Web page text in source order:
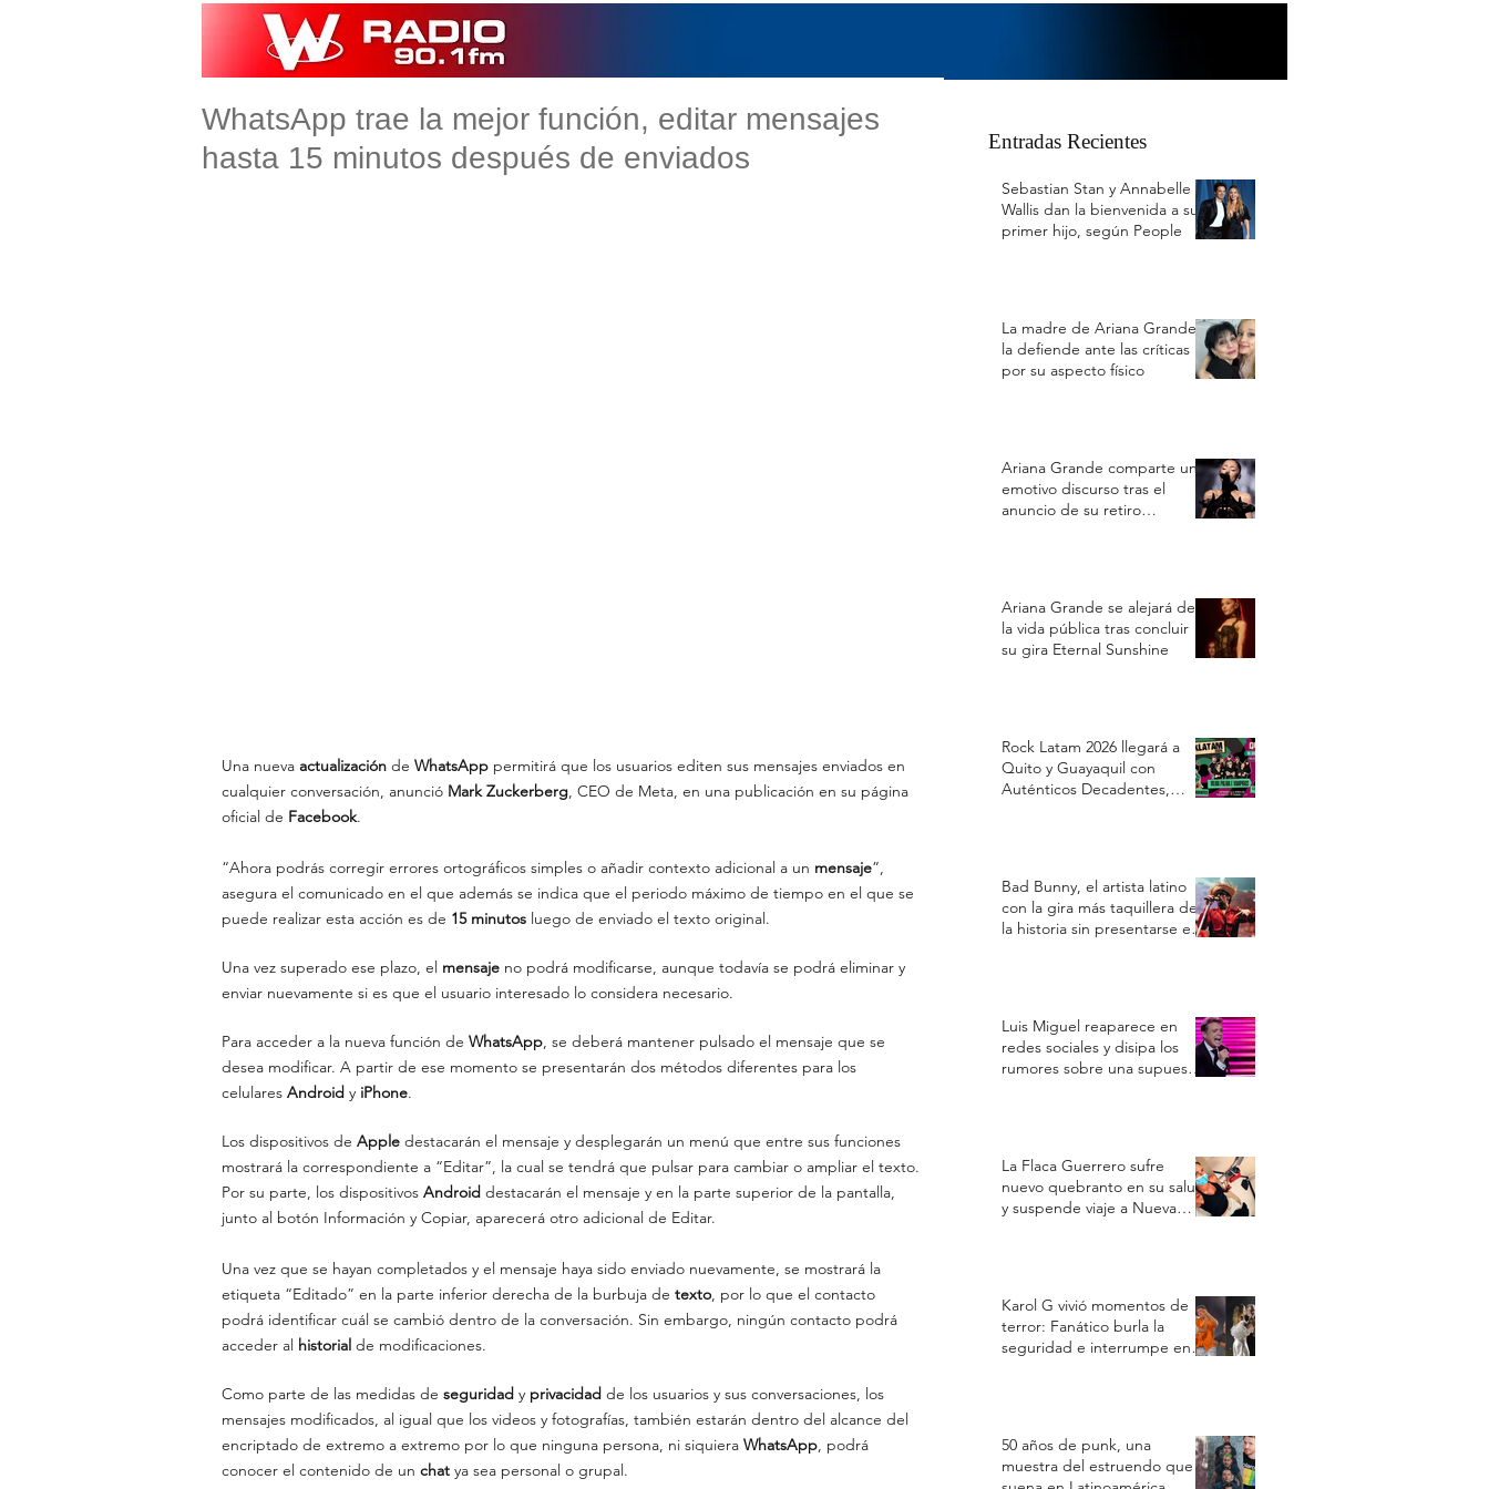
WhatsApp trae la mejor función, editar mensajes
hasta 15 minutos después de enviados
Una nueva actualización de WhatsApp permitirá que los usuarios editen sus mensajes enviados en
cualquier conversación, anunció Mark Zuckerberg , CEO de Meta, en una publicación en su página
oficial de Facebook.
“Ahora podrás corregir errores ortográficos simples o añadir contexto adicional a un mensaje”,
asegura el comunicado en el que además se indica que el periodo máximo de tiempo en el que se
puede realizar esta acción es de 15 minutos luego de enviado el texto original.
Una vez superado ese plazo, el mensaje no podrá modificarse, aunque todavía se podrá eliminar y
enviar nuevamente si es que el usuario interesado lo considera necesario.
Para acceder a la nueva función de WhatsApp , se deberá mantener pulsado el mensaje que se
desea modificar. A partir de ese momento se presentarán dos métodos diferentes para los
celulares Android y iPhone.
Los dispositivos de Apple destacarán el mensaje y desplegarán un menú que entre sus funciones
mostrará la correspondiente a “Editar”, la cual se tendrá que pulsar para cambiar o ampliar el texto.
Por su parte, los dispositivos Android destacarán el mensaje y en la parte superior de la pantalla,
junto al botón Información y Copiar, aparecerá otro adicional de Editar.
Una vez que se hayan completados y el mensaje haya sido enviado nuevamente, se mostrará la
etiqueta “Editado” en la parte inferior derecha de la burbuja de texto , por lo que el contacto
podrá identificar cuál se cambió dentro de la conversación. Sin embargo, ningún contacto podrá
acceder al historial de modificaciones.
Como parte de las medidas de seguridad y privacidad de los usuarios y sus conversaciones, los
mensajes modificados, al igual que los videos y fotografías, también estarán dentro del alcance del
encriptado de extremo a extremo por lo que ninguna persona, ni siquiera WhatsApp , podrá
conocer el contenido de un chat ya sea personal o grupal.
Entradas Recientes
Sebastian Stan y Annabelle
Wallis dan la bienvenida a su
primer hijo, según People
La madre de Ariana Grande
la defiende ante las críticas
por su aspecto físico
Ariana Grande comparte un
emotivo discurso tras el
anuncio de su retiro
Ariana Grande se alejará de
la vida pública tras concluir
su gira Eternal Sunshine
Rock Latam 2026 llegará a
Quito y Guayaquil con
Auténticos Decadentes,
Bad Bunny, el artista latino
con la gira más taquillera de
la historia sin presentarse en
Luis Miguel reaparece en
redes sociales y disipa los
rumores sobre una supuesta
La Flaca Guerrero sufre
nuevo quebranto en su salud
y suspende viaje a Nueva
Karol G vivió momentos de
terror: Fanático burla la
seguridad e interrumpe en
50 años de punk, una
muestra del estruendo que